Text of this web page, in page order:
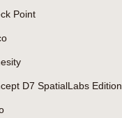
Point
D7 SpatialLabs Edition